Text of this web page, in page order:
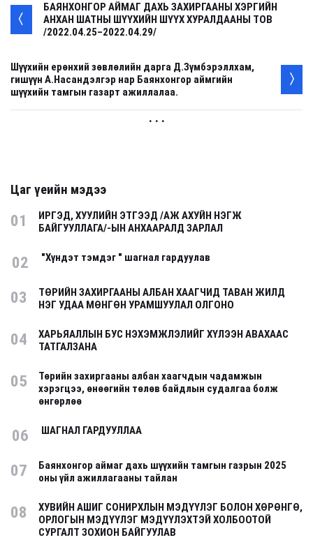
БАЯНХОНГОР АЙМАГ ДАХЬ ЗАХИРГААНЫ ХЭРГИЙН
АНХАН ШАТНЫ ШҮҮХИЙН ШҮҮХ ХУРАЛДААНЫ ТОВ
/2022.04.25–2022.04.29/
Шүүхийн ерөнхий зөвлөлийн дарга Д.Зүмбэрэллхам,
гишүүн А.Насандэлгэр нар Баянхонгор аймгийн
шүүхийн тамгын газарт ажиллалаа.
. . .
Цаг үеийн мэдээ
01
ИРГЭД, ХУУЛИЙН ЭТГЭЭД /АЖ АХУЙН НЭГЖ
БАЙГУУЛЛАГА/-ЫН АНХААРАЛД ЗАРЛАЛ
02 "Хүндэт тэмдэг " шагнал гардуулав
03
ТӨРИЙН ЗАХИРГААНЫ АЛБАН ХААГЧИД ТАВАН ЖИЛД
НЭГ УДАА МӨНГӨН УРАМШУУЛАЛ ОЛГОНО
04
ХАРЬЯАЛЛЫН БУС НЭХЭМЖЛЭЛИЙГ ХҮЛЭЭН АВАХААС
ТАТГАЛЗАНА
05
Төрийн захиргааны албан хаагчдын чадамжын
хэрэгцээ, өнөөгийн төлөв байдлын судалгаа болж
өнгөрлөө
06 ШАГНАЛ ГАРДУУЛЛАА
07
Баянхонгор аймаг дахь шүүхийн тамгын газрын 2025
оны үйл ажиллагааны тайлан
08
ХУВИЙН АШИГ СОНИРХЛЫН МЭДҮҮЛЭГ БОЛОН ХӨРӨНГӨ,
ОРЛОГЫН МЭДҮҮЛЭГ МЭДҮҮЛЭХТЭЙ ХОЛБООТОЙ
СУРГАЛТ ЗОХИОН БАЙГУУЛАВ